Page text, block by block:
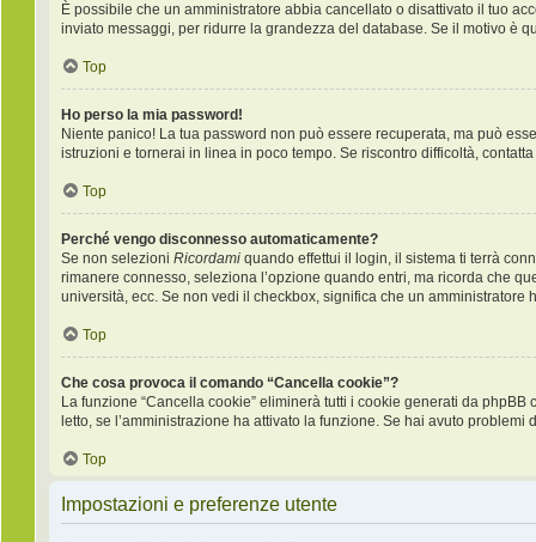
È possibile che un amministratore abbia cancellato o disattivato il tuo
inviato messaggi, per ridurre la grandezza del database. Se il motivo è
Top
Ho perso la mia password!
Niente panico! La tua password non può essere recuperata, ma può
istruzioni e tornerai in linea in poco tempo. Se riscontro difficoltà, contatta
Top
Perché vengo disconnesso automaticamente?
Se non selezioni Ricordami quando effettui il login, il sistema ti terrà
rimanere connesso, seleziona l’opzione quando entri, ma ricorda che
università, ecc. Se non vedi il checkbox, significa che un amministratore
Top
Che cosa provoca il comando “Cancella cookie”?
La funzione “Cancella cookie” eliminerà tutti i cookie generati da
letto, se l’amministrazione ha attivato la funzione. Se hai avuto
Top
Impostazioni e preferenze utente